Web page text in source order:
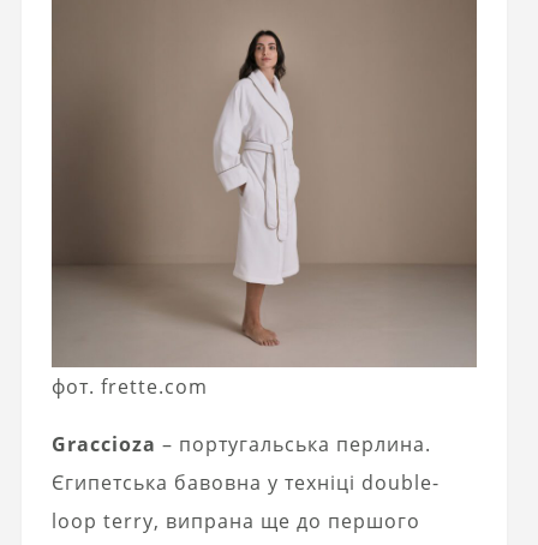
фот. frette.com
Graccioza – португальська перлина.
Єгипетська бавовна у техніці double-
loop terry, випрана ще до першого